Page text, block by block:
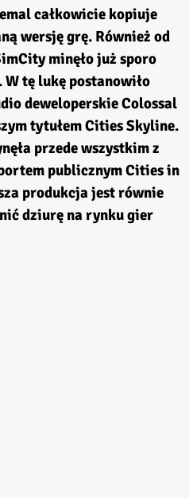
całkowicie kopiuje
wersję grę. Również od
minęło już sporo
tę lukę postanowiło
deweloperskie Colossal
tytułemCities Skyline.
przede wszystkim z
publicznym Cities in
produkcja jest równie
dziurę na rynku gier